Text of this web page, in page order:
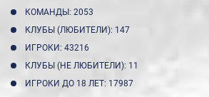
КОМАНДЫ: 2053
КЛУБЫ (ЛЮБИТЕЛИ): 147
ИГРОКИ: 43216
КЛУБЫ (НЕ ЛЮБИТЕЛИ): 11
ИГРОКИ ДО 18 ЛЕТ: 17987